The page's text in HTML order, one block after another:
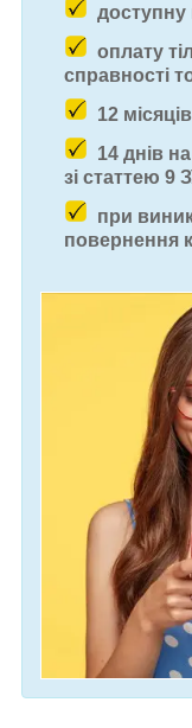
доступну
оплату
справності
12
14 днів
зі статтею 9
при
повернення